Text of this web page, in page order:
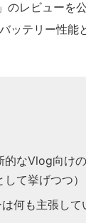
レビューを
ッテリー性能
なVlog向け
て挙げつつ）
何も主張して